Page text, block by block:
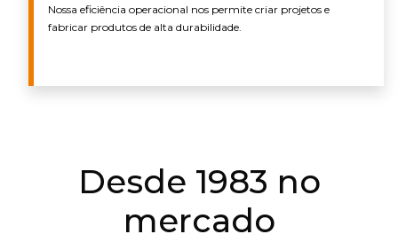
Nossa eficiência operacional nos permite criar projetos e
fabricar produtos de alta durabilidade.
Desde 1983 no
mercado